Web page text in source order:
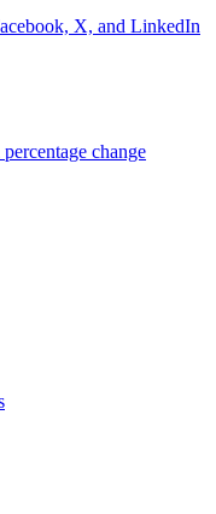
X, and LinkedIn
change